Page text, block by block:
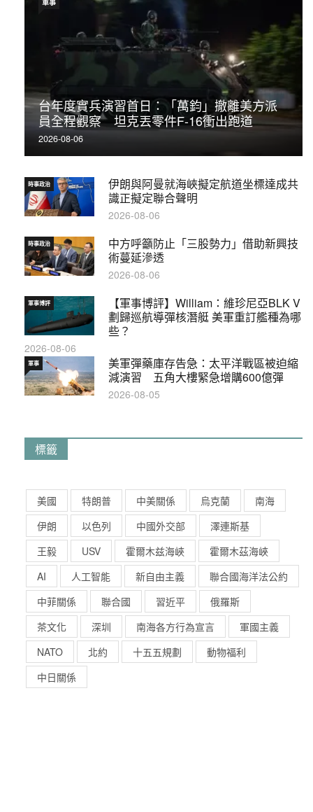
台年度實兵演習首日：「萬鈞」撤離美方派
員全程觀察 坦克丟零件F-16衝出跑道
2026-08-06
軍事
伊朗與阿曼就海峽擬定航道坐標達成共
識正擬定聯合聲明
時事政治
2026-08-06
中方呼籲防止「三股勢力」借助新興技
術蔓延滲透
時事政治
2026-08-06
【軍事博評】William：維珍尼亞BLK V
劃歸巡航導彈核潛艇 美軍重訂艦種為哪
些？
軍事博評
2026-08-06
美軍彈藥庫存告急：太平洋戰區被迫縮
減演習 五角大樓緊急增購600億彈
軍事
2026-08-05
標籤
美國 特朗普 中美關係 烏克蘭
南海
伊朗
以色列 中國外交部
澤連斯基
王毅
USV 霍爾木兹海峽
霍爾木茲海峽
AI
人工智能 新自由主義
聯合國海洋法公約
中菲關係
聯合國 習近平
俄羅斯
茶文化
深圳 南海各方行為宣言
軍國主義
NATO
北約 十五五規劃
動物福利
中日關係